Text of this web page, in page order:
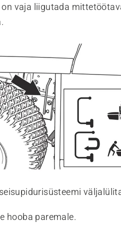
on vaja liigutada
hooba paremale.